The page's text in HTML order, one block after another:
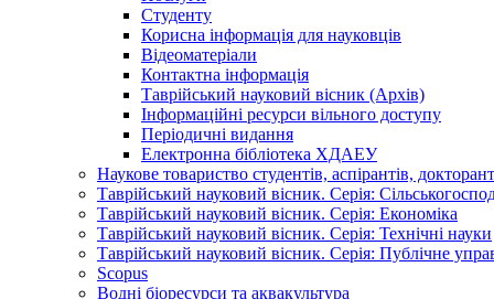
Студенту
Корисна інформація для науковців
Відеоматеріали
Контактна інформація
Таврійський науковий вісник (Архів)
Інформаційні ресурси вільного доступу
Періодичні видання
Електронна бібліотека ХДАЕУ
Наукове товариство студентів, аспірантів,
Таврійський науковий вісник. Серія:
Таврійський науковий вісник. Серія: Економіка
Таврійський науковий вісник. Серія: Технічні науки
Таврійський науковий вісник. Серія: Публічне
Scopus
Водні біоресурси та аквакультура